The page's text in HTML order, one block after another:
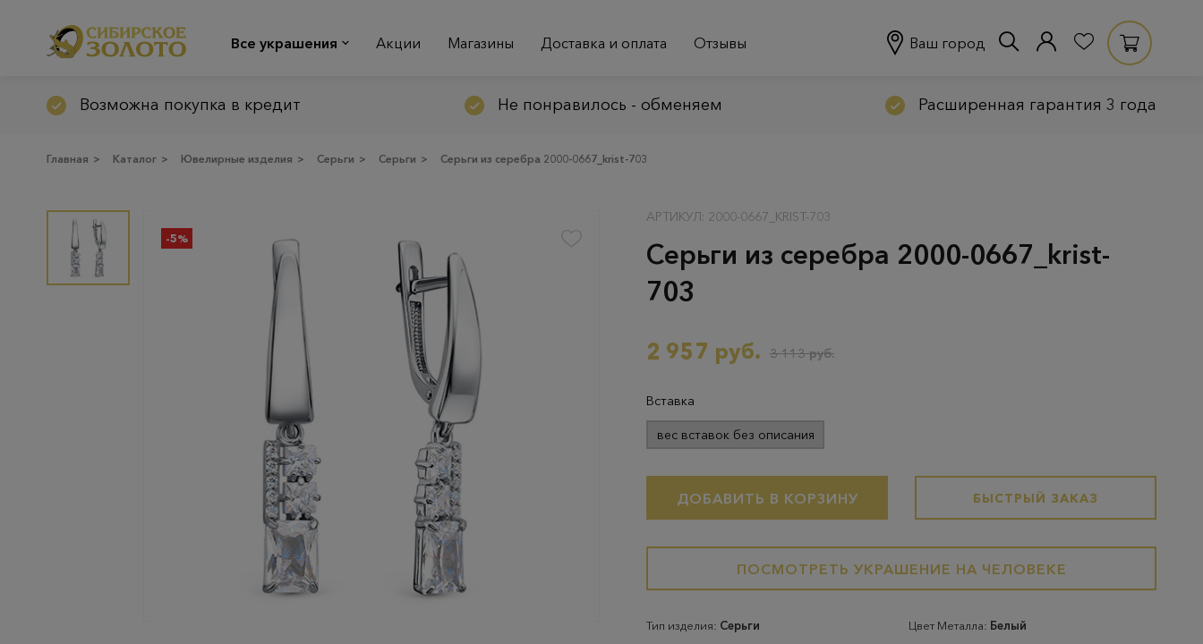
Все украшения Акции Магазины Доставка и оплата Отзывы Ваш город
Возможна покупка в кредит Не понравилось - обменяем Расширенная гарантия 3 года
Главная > Каталог > Ювелирные изделия > Серьги > Серьги > Серьги из серебра 2000-0667_krist-703
-5%
АРТИКУЛ: 2000-0667_KRIST-703
Серьги из серебра 2000-0667_krist-
703
2 957 руб. 3 113 руб.
Вставка
вес вставок без описания
ДОБАВИТЬ В КОРЗИНУ БЫСТРЫЙ ЗАКАЗ
ПОСМОТРЕТЬ УКРАШЕНИЕ НА ЧЕЛОВЕКЕ
Тип изделия: Серьги
Цвет Металла: Белый